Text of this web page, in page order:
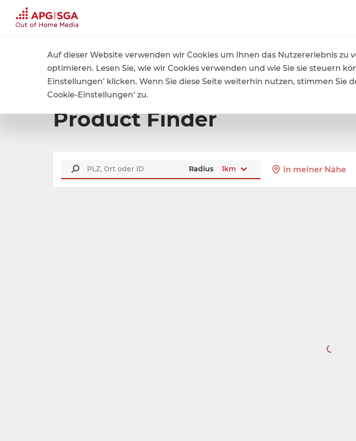
Produkte und Preise Product Finder
Product Finder
Radius 1km in meiner Nähe
Auf dieser Website verwenden wir Cookies um Ihnen das Nutzererlebnis zu
optimieren. Lesen Sie, wie wir Cookies verwenden und wie Sie sie steuern
Einstellungen’ klicken. Wenn Sie diese Seite weiterhin nutzen, stimmen Sie
Cookie-Einstellungen‘ zu.